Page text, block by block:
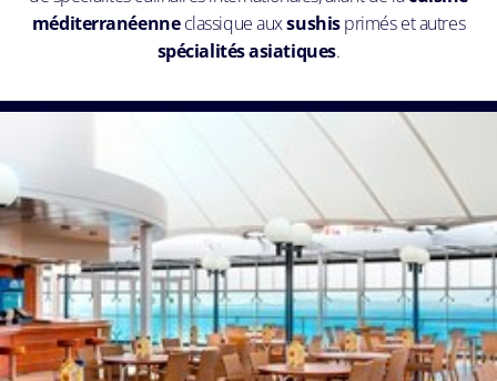
méditerranéenneclassique auxsushisprimés et autres
spécialités asiatiques.